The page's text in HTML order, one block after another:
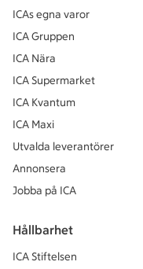
ICAs egna varor
ICA Gruppen
ICA Nära
ICA Supermarket
ICA Kvantum
ICA Maxi
Utvalda leverantörer
Annonsera
Jobba på ICA
Hållbarhet
ICA Stiftelsen